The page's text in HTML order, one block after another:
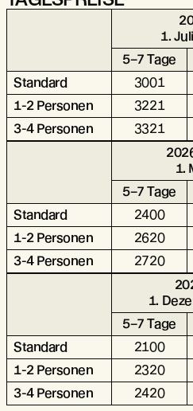
1.
5–7 Tage
Standard
3001
1-2 Personen
3221
3-4 Personen
3321
1.
5–7 Tage
Standard
2400
1-2 Personen
2620
3-4 Personen
2720
1.
5–7 Tage
Standard
2100
1-2 Personen
2320
3-4 Personen
2420